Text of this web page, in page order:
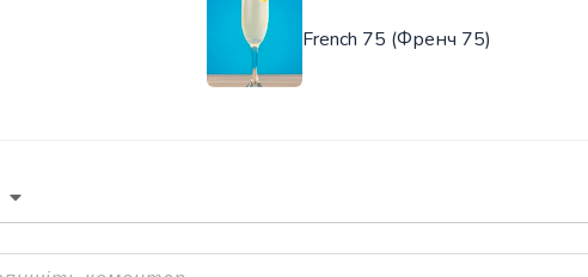
French 75 (Френч 75)